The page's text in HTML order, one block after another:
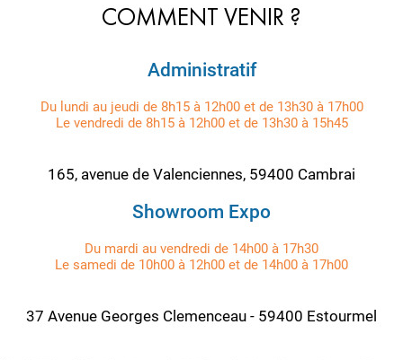
COMMENT VENIR ?
Administratif
Du lundi au jeudi de 8h15 à 12h00 et de 13h30 à 17h00
Le vendredi de 8h15 à 12h00 et de 13h30 à 15h45
165, avenue de Valenciennes, 59400 Cambrai
Showroom Expo
Du mardi au vendredi de 14h00 à 17h30
Le samedi de 10h00 à 12h00 et de 14h00 à 17h00
37 Avenue Georges Clemenceau - 59400 Estourmel